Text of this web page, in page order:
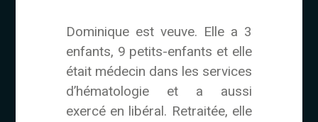
Dominique est veuve. Elle a 3
enfants, 9 petits-enfants et elle
était médecin dans les services
d’hématologie et a aussi
exercé en libéral. Retraitée, elle